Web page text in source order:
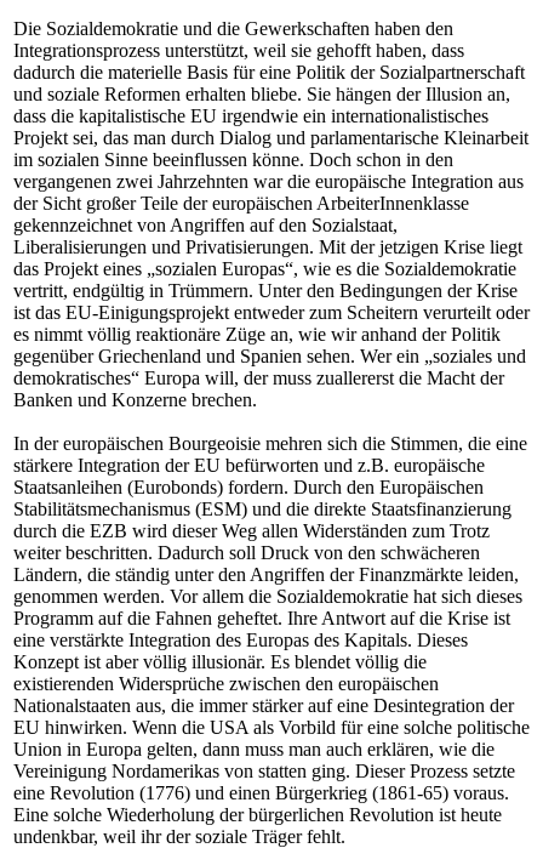
Die Sozialdemokratie und die Gewerkschaften haben den
Integrationsprozess unterstützt, weil sie gehofft haben, dass
dadurch die materielle Basis für eine Politik der Sozialpartnerschaft
und soziale Reformen erhalten bliebe. Sie hängen der Illusion an,
dass die kapitalistische EU irgendwie ein internationalistisches
Projekt sei, das man durch Dialog und parlamentarische Kleinarbeit
im sozialen Sinne beeinflussen könne. Doch schon in den
vergangenen zwei Jahrzehnten war die europäische Integration aus
der Sicht großer Teile der europäischen ArbeiterInnenklasse
gekennzeichnet von Angriffen auf den Sozialstaat,
Liberalisierungen und Privatisierungen. Mit der jetzigen Krise liegt
das Projekt eines „sozialen Europas“, wie es die Sozialdemokratie
vertritt, endgültig in Trümmern. Unter den Bedingungen der Krise
ist das EU-Einigungsprojekt entweder zum Scheitern verurteilt oder
es nimmt völlig reaktionäre Züge an, wie wir anhand der Politik
gegenüber Griechenland und Spanien sehen. Wer ein „soziales und
demokratisches“ Europa will, der muss zuallererst die Macht der
Banken und Konzerne brechen.
In der europäischen Bourgeoisie mehren sich die Stimmen, die eine
stärkere Integration der EU befürworten und z.B. europäische
Staatsanleihen (Eurobonds) fordern. Durch den Europäischen
Stabilitätsmechanismus (ESM) und die direkte Staatsfinanzierung
durch die EZB wird dieser Weg allen Widerständen zum Trotz
weiter beschritten. Dadurch soll Druck von den schwächeren
Ländern, die ständig unter den Angriffen der Finanzmärkte leiden,
genommen werden. Vor allem die Sozialdemokratie hat sich dieses
Programm auf die Fahnen geheftet. Ihre Antwort auf die Krise ist
eine verstärkte Integration des Europas des Kapitals. Dieses
Konzept ist aber völlig illusionär. Es blendet völlig die
existierenden Widersprüche zwischen den europäischen
Nationalstaaten aus, die immer stärker auf eine Desintegration der
EU hinwirken. Wenn die USA als Vorbild für eine solche politische
Union in Europa gelten, dann muss man auch erklären, wie die
Vereinigung Nordamerikas von statten ging. Dieser Prozess setzte
eine Revolution (1776) und einen Bürgerkrieg (1861-65) voraus.
Eine solche Wiederholung der bürgerlichen Revolution ist heute
undenkbar, weil ihr der soziale Träger fehlt.